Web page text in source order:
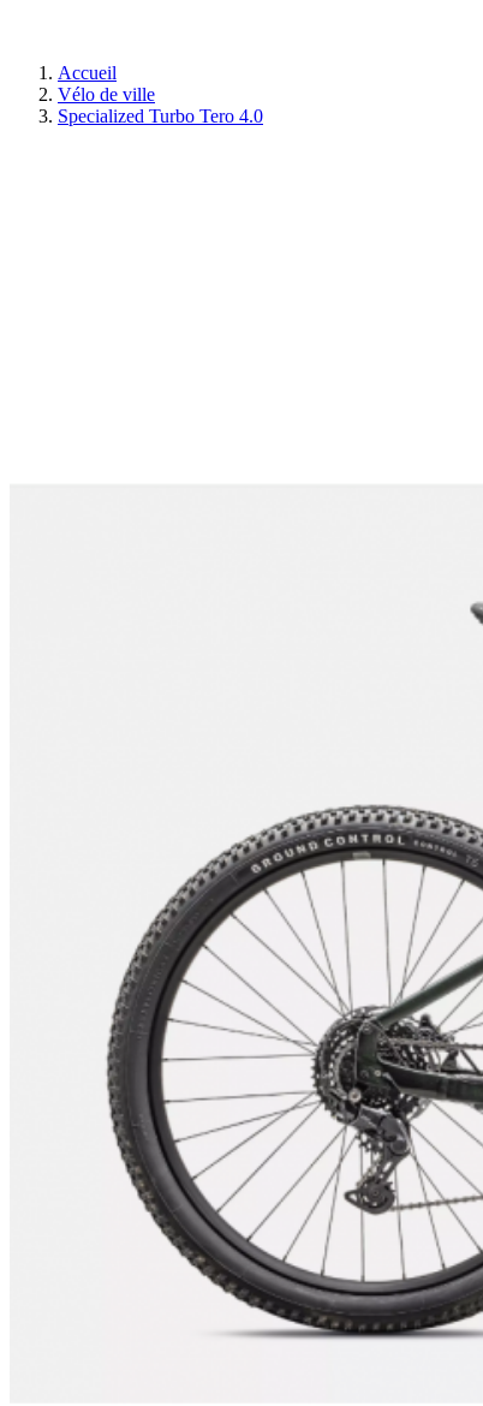
Accueil
Vélo de ville
Specialized Turbo Tero 4.0